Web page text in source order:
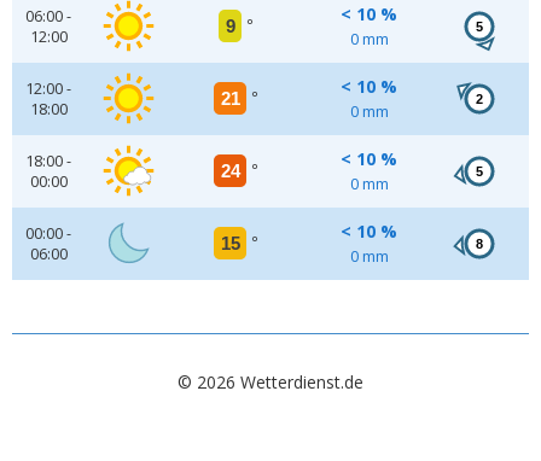
06:00 -
12:00
9 °
< 10 %
0 mm
5
12:00 -
18:00
21 °
< 10 %
0 mm
2
18:00 -
00:00
24 °
< 10 %
0 mm
5
00:00 -
06:00
15 °
< 10 %
0 mm
8
© 2026 Wetterdienst.de